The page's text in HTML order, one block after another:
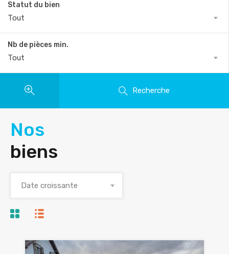
Statut du bien
Tout
Nb de pièces min.
Tout
Recherche
Nos
biens
Date croissante